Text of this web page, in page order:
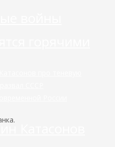
войны
горячими
Катасонов